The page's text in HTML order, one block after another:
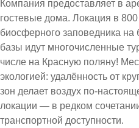
Компания предоставляет в
гостевые дома. Локация в 800
биосферного заповедника
базы идут многочисленные
числе на Красную поляну!
экологией: удалённость от
зон делает воздух по-
локации — в редком
транспортной доступности.